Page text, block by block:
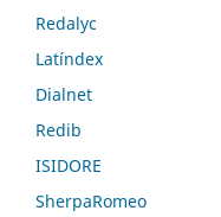
Redalyc
Latíndex
Dialnet
Redib
ISIDORE
SherpaRomeo